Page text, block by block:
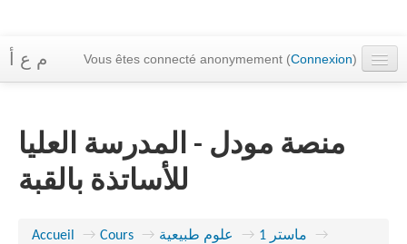
م ع أ Vous êtes connecté anonymement (Connexion)
Cours
Messagerie
منصة مودل - المدرسة العليا
للأساتذة بالقبة
Accueil → Cours → علوم طبيعية →
→